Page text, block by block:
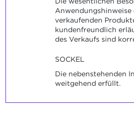
Anwendungshinweise
verkaufenden
kundenfreundlich
des Verkaufs sind
SOCKEL
Die nebenstehenden
weitgehend erfüllt.